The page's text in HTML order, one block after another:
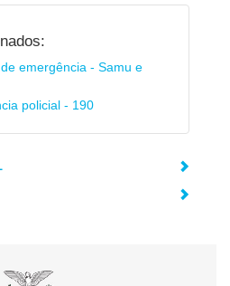
emergência - Samu e
policial - 190